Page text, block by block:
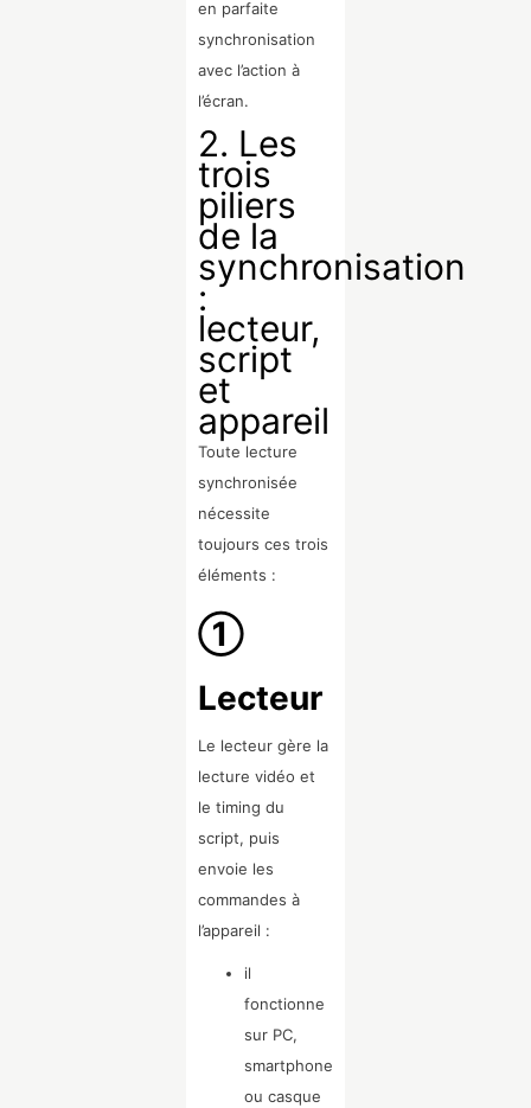
en parfaite
synchronisation
avec l’action à
l’écran.
2. Les
trois
piliers
de la
synchronisation
:
lecteur,
script
et
appareil
Toute lecture
synchronisée
nécessite
toujours ces trois
éléments :
①
Lecteur
Le lecteur gère la
lecture vidéo et
le timing du
script, puis
envoie les
commandes à
l’appareil :
il
fonctionne
sur PC,
smartphone
ou casque